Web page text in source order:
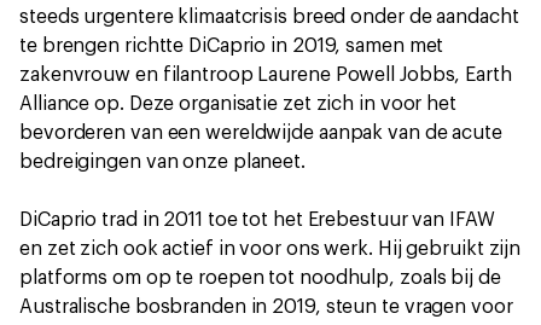
steeds urgentere klimaatcrisis breed onder de aandacht
te brengen richtte DiCaprio in 2019, samen met
zakenvrouw en filantroop Laurene Powell Jobbs, Earth
Alliance op. Deze organisatie zet zich in voor het
bevorderen van een wereldwijde aanpak van de acute
bedreigingen van onze planeet.
DiCaprio trad in 2011 toe tot het Erebestuur van IFAW
en zet zich ook actief in voor ons werk. Hij gebruikt zijn
platforms om op te roepen tot noodhulp, zoals bij de
Australische bosbranden in 2019, steun te vragen voor